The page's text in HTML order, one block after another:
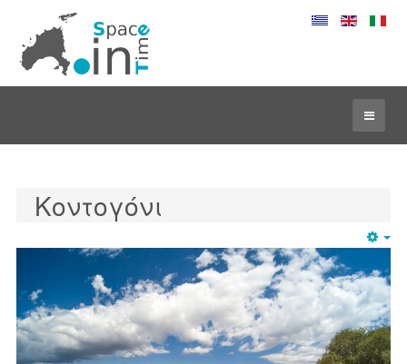
Κοντογόνι